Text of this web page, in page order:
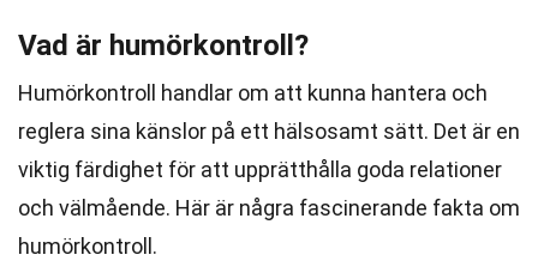
Vad är humörkontroll?
Humörkontroll handlar om att kunna hantera och
reglera sina känslor på ett hälsosamt sätt. Det är en
viktig färdighet för att upprätthålla goda relationer
och välmående. Här är några fascinerande fakta om
humörkontroll.